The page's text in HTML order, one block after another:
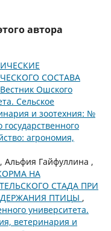
автора
СОСТАВА
Вестник Ошского
Сельское
и зоотехния: №
агрономия,
Альфия Гайфуллина ,
НА
СТАДА ПРИ
ПТИЦЫ ,
университета.
ветеринария и